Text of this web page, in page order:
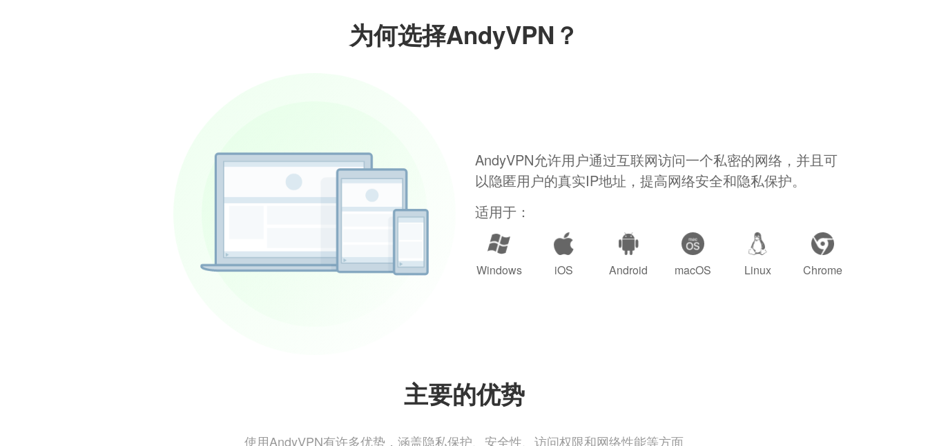
为何选择AndyVPN？
AndyVPN允许用户通过互联网访问一个私密的网络，并且可
以隐匿用户的真实IP地址，提高网络安全和隐私保护。
适用于：
Windows iOS Android macOS Linux Chrome
主要的优势
使用AndyVPN有许多优势，涵盖隐私保护、安全性、访问权限和网络性能等方面